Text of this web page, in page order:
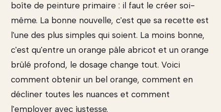
boîte de peinture primaire : il faut le créer soi-
même. La bonne nouvelle, c'est que sa recette est
l'une des plus simples qui soient. La moins bonne,
c'est qu'entre un orange pâle abricot et un orange
brûlé profond, le dosage change tout. Voici
comment obtenir un bel orange, comment en
décliner toutes les nuances et comment
l'employer avec justesse.